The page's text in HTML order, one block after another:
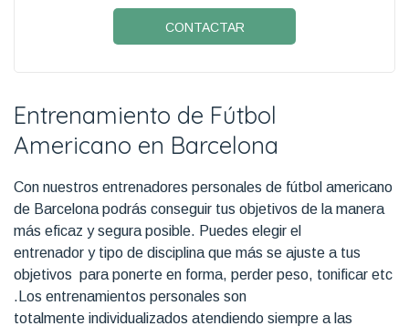
CONTACTAR
Entrenamiento de Fútbol
Americano en Barcelona
Con nuestros entrenadores personales de fútbol americano
de Barcelona podrás conseguir tus objetivos de la manera
más eficaz y segura posible. Puedes elegir el
entrenador y tipo de disciplina que más se ajuste a tus
objetivos para ponerte en forma, perder peso, tonificar etc
.Los entrenamientos personales son
totalmente individualizados atendiendo siempre a las